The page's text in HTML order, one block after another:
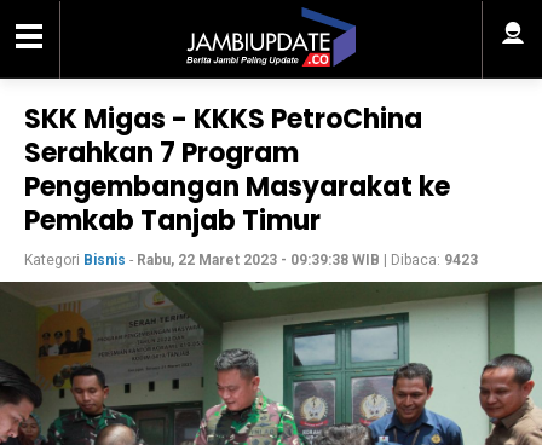
SKK Migas - KKKS PetroChina
Serahkan 7 Program
Pengembangan Masyarakat ke
Pemkab Tanjab Timur
Kategori Bisnis - Rabu, 22 Maret 2023 - 09:39:38 WIB | Dibaca: 9423